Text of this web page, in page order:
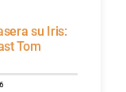
Tom